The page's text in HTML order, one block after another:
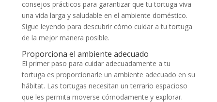
consejos prácticos para garantizar que tu tortuga viva
una vida larga y saludable en el ambiente doméstico.
Sigue leyendo para descubrir cómo cuidar a tu tortuga
de la mejor manera posible.
Proporciona el ambiente adecuado
El primer paso para cuidar adecuadamente a tu
tortuga es proporcionarle un ambiente adecuado en su
hábitat. Las tortugas necesitan un terrario espacioso
que les permita moverse cómodamente y explorar.